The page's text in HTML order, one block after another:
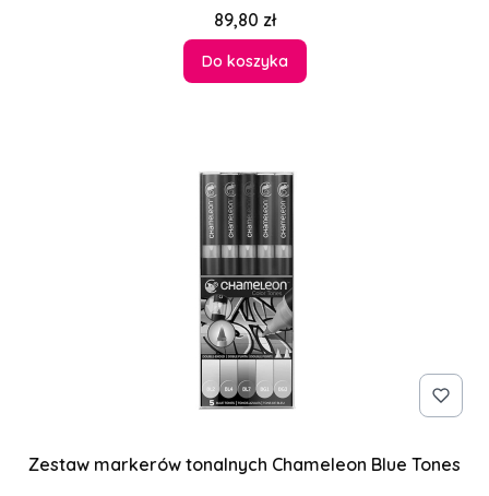
Cena
89,80 zł
Do koszyka
Zestaw markerów tonalnych Chameleon Blue Tones